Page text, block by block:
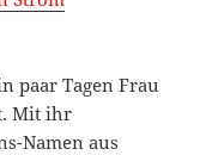
paar Tagen Frau
Mit ihr
Namen aus